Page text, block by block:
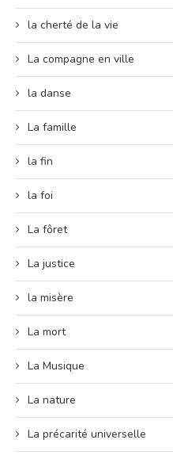
la cherté de la vie
La compagne en ville
la danse
La famille
la fin
la foi
La fôret
La justice
la misère
La mort
La Musique
La nature
La précarité universelle